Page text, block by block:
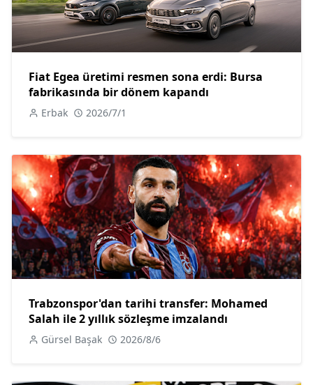
Fiat Egea üretimi resmen sona erdi: Bursa
fabrikasında bir dönem kapandı
Erbak 2026/7/1
Trabzonspor'dan tarihi transfer: Mohamed
Salah ile 2 yıllık sözleşme imzalandı
Gürsel Başak 2026/8/6